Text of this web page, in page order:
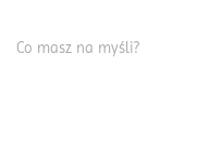
Co masz na myśli?